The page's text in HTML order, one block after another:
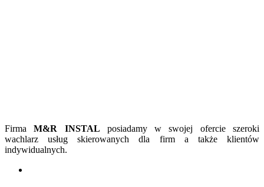
FirmaM&R INSTAL posiadamy w swojej ofercie szeroki
wachlarz usług skierowanych dla firm a także klientów
indywidualnych.